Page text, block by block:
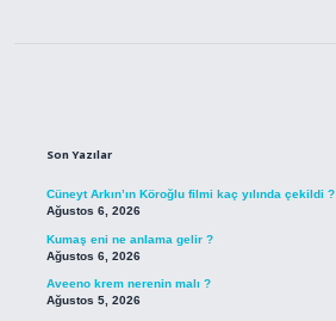
Son Yazılar
Cüneyt Arkın’ın Köroğlu filmi kaç yılında çekildi ?
Ağustos 6, 2026
Kumaş eni ne anlama gelir ?
Ağustos 6, 2026
Aveeno krem nerenin malı ?
Ağustos 5, 2026